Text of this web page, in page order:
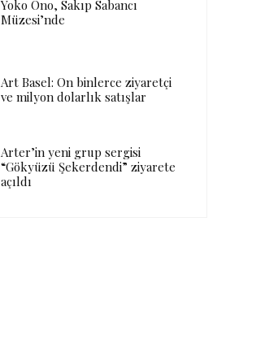
Yoko Ono, Sakıp Sabancı
Müzesi’nde
Art Basel: On binlerce ziyaretçi
ve milyon dolarlık satışlar
Arter’in yeni grup sergisi
“Gökyüzü Şekerdendi” ziyarete
açıldı